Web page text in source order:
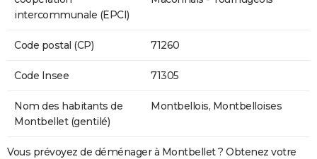
intercommunale (EPCI)
Code postal (CP) 71260
Code Insee 71305
Nom des habitants de
Montbellet (gentilé)
Montbellois, Montbelloises
Vous prévoyez de déménager à Montbellet ? Obtenez votre